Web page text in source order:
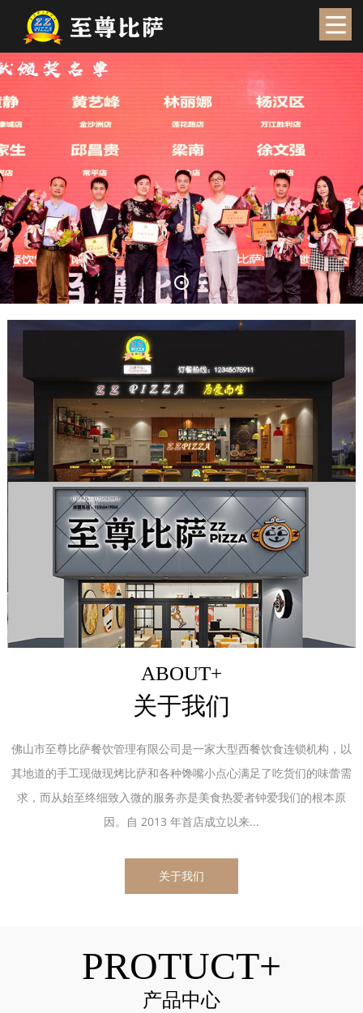
ABOUT+
关于我们
佛山市至尊比萨餐饮管理有限公司是一家大型西餐饮食连锁机构，以
其地道的手工现做现烤比萨和各种馋嘴小点心满足了吃货们的味蕾需
求，而从始至终细致入微的服务亦是美食热爱者钟爱我们的根本原
因。自 2013 年首店成立以来...
关于我们
PROTUCT+
产品中心